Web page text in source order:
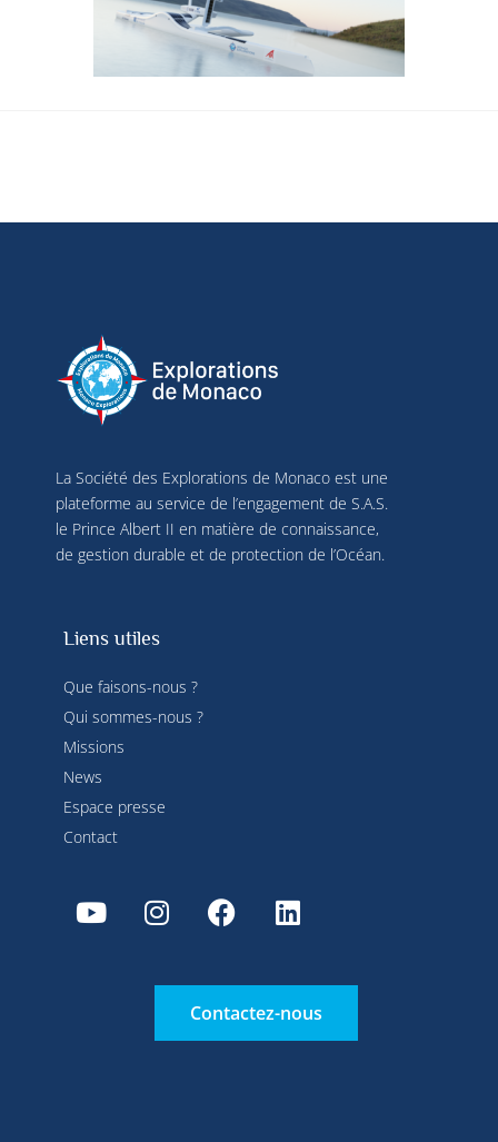
La Société des Explorations de Monaco est une
plateforme au service de l’engagement de S.A.S.
le Prince Albert II en matière de connaissance,
de gestion durable et de protection de l’Océan.
Liens utiles
Que faisons-nous ?
Qui sommes-nous ?
Missions
News
Espace presse
Contact
Contactez-nous